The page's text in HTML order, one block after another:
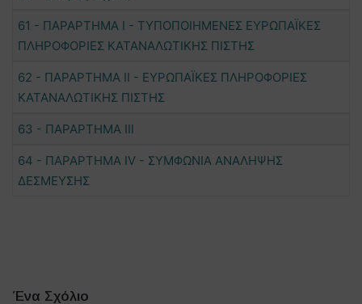
61 - ΠΑΡΑΡΤΗΜΑ I - ΤΥΠΟΠΟΙΗΜΕΝΕΣ ΕΥΡΩΠΑΪΚΕΣ
ΠΛΗΡΟΦΟΡΙΕΣ ΚΑΤΑΝΑΛΩΤΙΚΗΣ ΠΙΣΤΗΣ
62 - ΠΑΡΑΡΤΗΜΑ II - ΕΥΡΩΠΑΪΚΕΣ ΠΛΗΡΟΦΟΡΙΕΣ
ΚΑΤΑΝΑΛΩΤΙΚΗΣ ΠΙΣΤΗΣ
63 - ΠΑΡΑΡΤΗΜΑ III
64 - ΠΑΡΑΡΤΗΜΑ ΙV - ΣΥΜΦΩΝΙΑ ΑΝΑΛΗΨΗΣ
ΔΕΣΜΕΥΣΗΣ
Ένα Σχόλιο